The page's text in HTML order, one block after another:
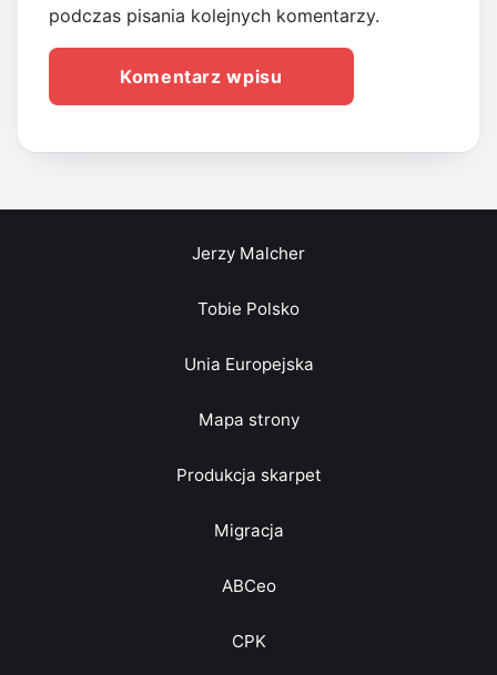
podczas pisania kolejnych komentarzy.
Jerzy Malcher
Tobie Polsko
Unia Europejska
Mapa strony
Produkcja skarpet
Migracja
ABCeo
CPK